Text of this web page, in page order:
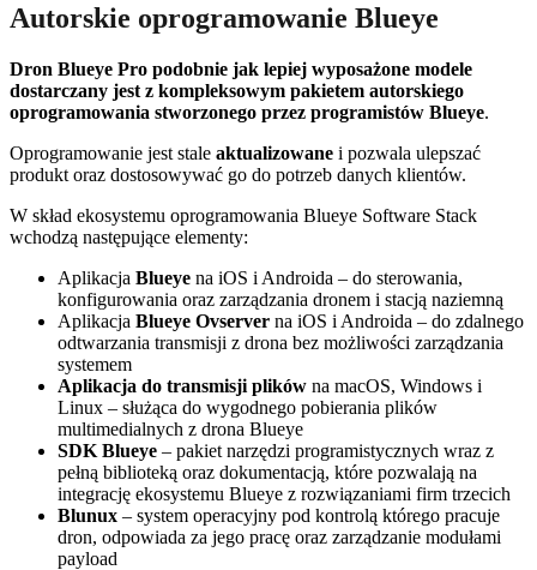
Autorskie oprogramowanie Blueye
Dron Blueye Pro podobnie jak lepiej wyposażone modele
dostarczany jest z kompleksowym pakietem autorskiego
oprogramowania stworzonego przez programistów Blueye.
Oprogramowanie jest stale aktualizowane i pozwala ulepszać
produkt oraz dostosowywać go do potrzeb danych klientów.
W skład ekosystemu oprogramowania Blueye Software Stack
wchodzą następujące elementy:
Aplikacja Blueye na iOS i Androida – do sterowania,
konfigurowania oraz zarządzania dronem i stacją naziemną
Aplikacja Blueye Ovserver na iOS i Androida – do zdalnego
odtwarzania transmisji z drona bez możliwości zarządzania
systemem
Aplikacja do transmisji plików na macOS, Windows i
Linux – służąca do wygodnego pobierania plików
multimedialnych z drona Blueye
SDK Blueye – pakiet narzędzi programistycznych wraz z
pełną biblioteką oraz dokumentacją, które pozwalają na
integrację ekosystemu Blueye z rozwiązaniami firm trzecich
Blunux – system operacyjny pod kontrolą którego pracuje
dron, odpowiada za jego pracę oraz zarządzanie modułami
payload